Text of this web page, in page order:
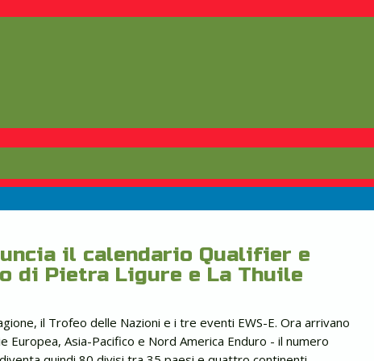
il calendario Qualifier e
di Pietra Ligure e La Thuile
il Trofeo delle Nazioni e i tre eventi EWS-E. Ora arrivano
Asia-Pacifico e Nord America Enduro - il numero